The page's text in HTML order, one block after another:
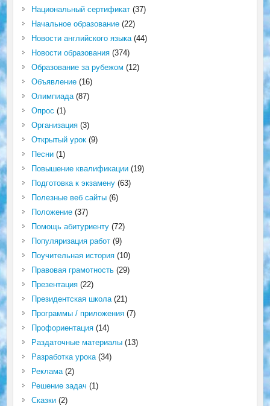
Национальный сертификат(37)
Начальное образование(22)
Новости английского языка(44)
Новости образования(374)
Образование за рубежом (12)
Объявление(16)
Олимпиада(87)
Опрос (1)
Организация(3)
Открытый урок(9)
Песни(1)
Повышение квалификации(19)
Подготовка к экзамену(63)
Полезные веб сайты(6)
Положение(37)
Помощь абитуриенту(72)
Популяризация работ(9)
Поучительная история(10)
Правовая грамотность(29)
Презентация(22)
Президентская школа(21)
Программы / приложения(7)
Профориентация(14)
Раздаточные материалы(13)
Разработка урока(34)
Реклама(2)
Решение задач (1)
Сказки(2)